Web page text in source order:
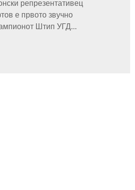
репрезентативец
е првото звучно
Штип УГД...